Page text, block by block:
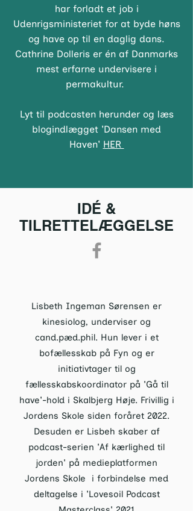
har forladt et job i
Udenrigsministeriet for at byde høns
og have op til en daglig dans.
Cathrine Dolleris er én af Danmarks
mest erfarne undervisere i
permakultur.
Lyt til podcasten herunder og læs
blogindlægget 'Dansen med
Haven' HER
IDÉ &
TILRETTELÆGGELSE
Lisbeth Ingeman Sørensen er
kinesiolog, underviser og
cand.pæd.phil. Hun lever i et
bofællesskab på Fyn og er
initiativtager til og
fællesskabskoordinator på 'Gå til
have'-hold i Skalbjerg Høje. Frivillig i
Jordens Skole siden foråret 2022.
Desuden er Lisbeh skaber af
podcast-serien 'Af kærlighed til
jorden' på medieplatformen
Jordens Skole i forbindelse med
deltagelse i 'Lovesoil Podcast